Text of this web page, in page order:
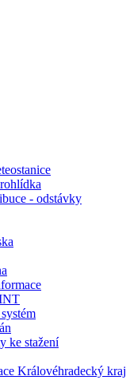
- odstávky
ke stažení
Královéhradecký kraj